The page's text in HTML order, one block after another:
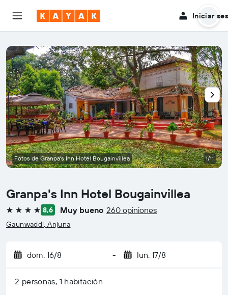
Iniciar
Granpa's Inn Hotel Bougainvillea
4 estrellas8,6 Muy bueno 260 opiniones
Gaunwaddi, Anjuna
dom. 16/8 - lun. 17/8
2 personas, 1 habitación
Fotos de Granpa's Inn Hotel Bougainvillea 1/11